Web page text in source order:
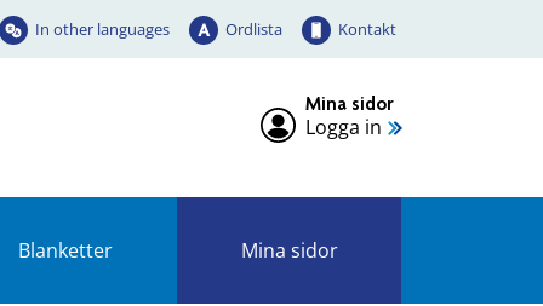
In other languages Ordlista Kontakt
Mina sidor
Logga in
Blanketter Mina sidor